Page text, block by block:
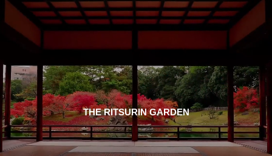
THE RITSURIN GARDEN